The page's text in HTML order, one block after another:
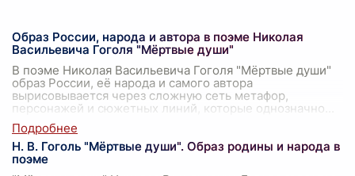
Образ России, народа и автора в поэме Николая
Васильевича Гоголя "Мёртвые души"
В поэме Николая Васильевича Гоголя "Мёртвые души"
образ России, её народа и самого автора
вырисовывается через сложную сеть метафор,
персонажей и сюжетных линий, которые однозначно
Н. В. Гоголь "Мёртвые души". Образ родины и народа в
поэме